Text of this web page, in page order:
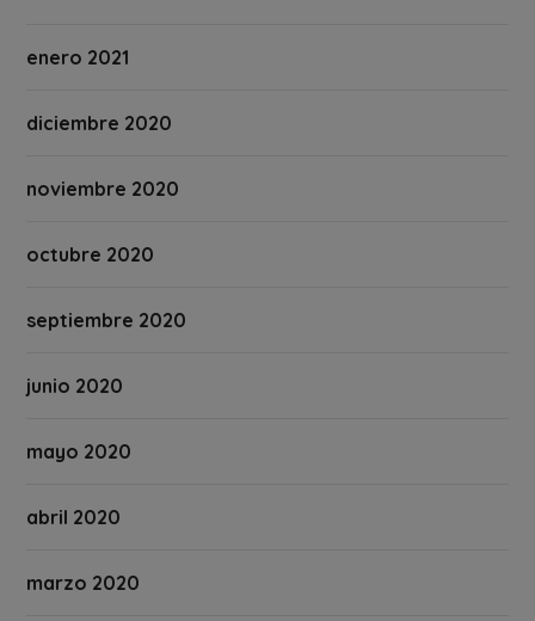
enero 2021
diciembre 2020
noviembre 2020
octubre 2020
septiembre 2020
junio 2020
mayo 2020
abril 2020
marzo 2020